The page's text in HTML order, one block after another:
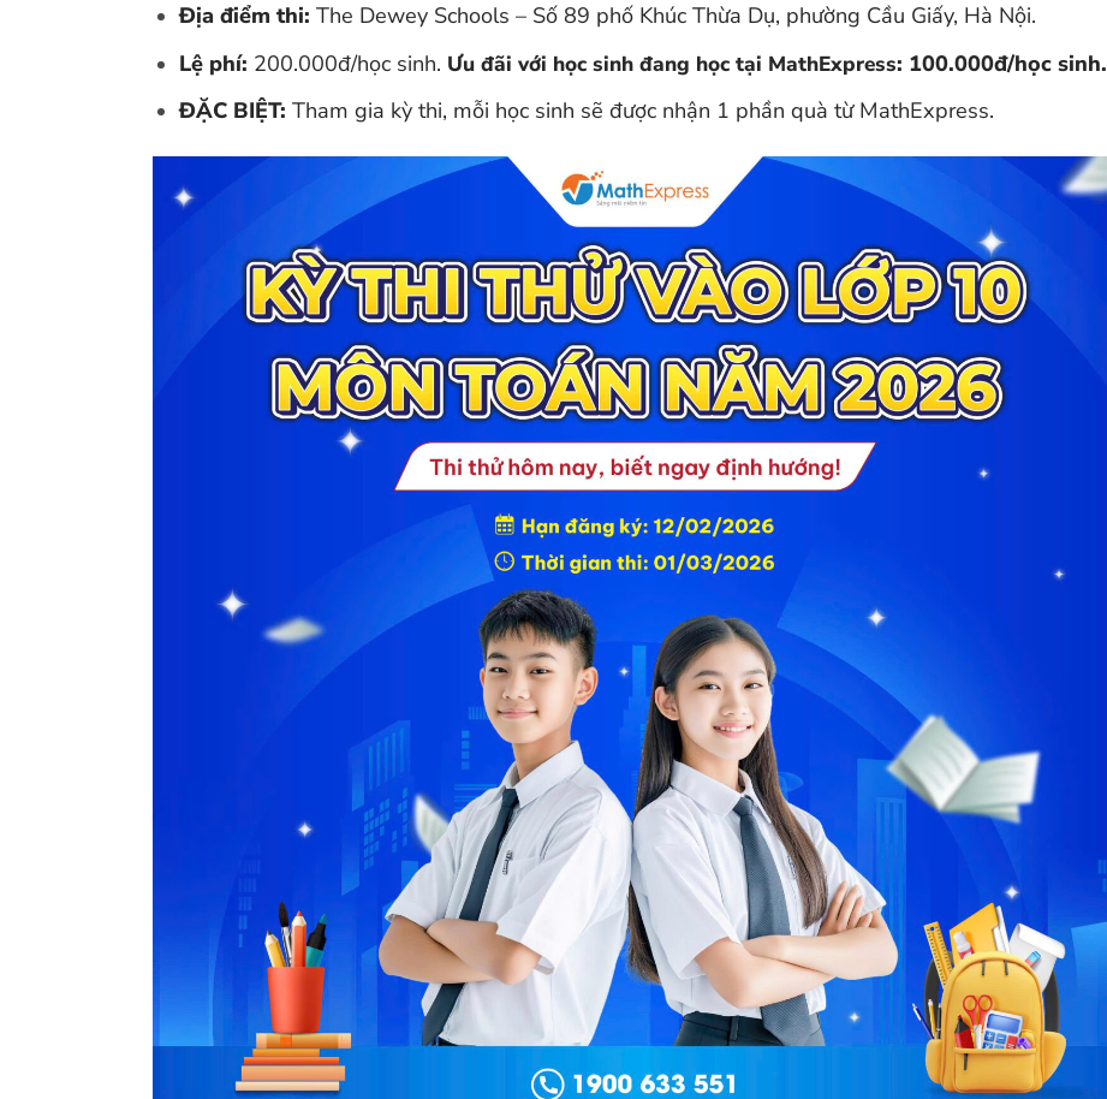
Địa điểm thi:The Dewey Schools – Số 89 phố Khúc Thừa Dụ, phường Cầu Giấy, Hà Nội.
Lệ phí: 200.000đ/học sinh. Ưu đãi với học sinh đang học tại MathExpress: 100.000đ/học sinh.
ĐẶC BIỆT: Tham gia kỳ thi, mỗi học sinh sẽ được nhận 1 phần quà từ MathExpress.